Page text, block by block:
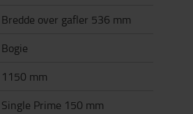
Bredde over gafler 536 mm
Bogie
1150 mm
Single Prime 150 mm